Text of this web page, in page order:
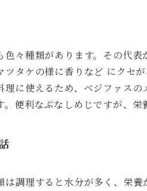
色々種類があります。その代表
ツタケの様に香りなど にクセが
理に使えるため、ベジファス
。便利なぶなしめじですが、栄
は調理すると水分が多く、栄養